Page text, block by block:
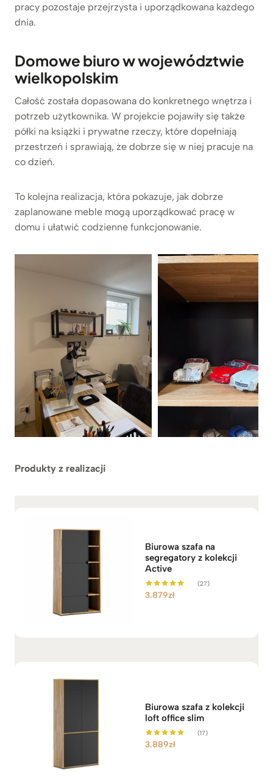
pracy pozostaje przejrzysta i uporządkowana każdego
dnia.
Domowe biuro w województwie
wielkopolskim
Całość została dopasowana do konkretnego wnętrza i
potrzeb użytkownika. W projekcie pojawiły się także
półki na książki i prywatne rzeczy, które dopełniają
przestrzeń i sprawiają, że dobrze się w niej pracuje na
co dzień.
To kolejna realizacja, która pokazuje, jak dobrze
zaplanowane meble mogą uporządkować pracę w
domu i ułatwić codzienne funkcjonowanie.
Produkty z realizacji
Biurowa szafa na
segregatory z kolekcji
Active
Oceniono
(27)
3.879zł
Biurowa szafa z kolekcji
loft office slim
Oceniono
(17)
3.889zł